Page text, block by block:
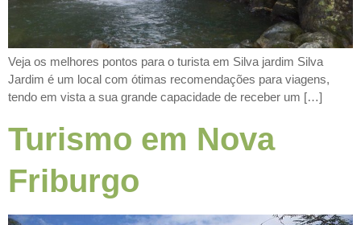
Veja os melhores pontos para o turista em Silva jardim Silva
Jardim é um local com ótimas recomendações para viagens,
tendo em vista a sua grande capacidade de receber um […]
Turismo em Nova
Friburgo